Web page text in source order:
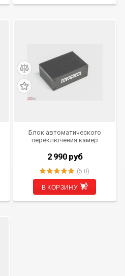
Блок автоматического
переключения камер
AVIS AVS03TS
2 990 руб
(5.0)
В КОРЗИНУ